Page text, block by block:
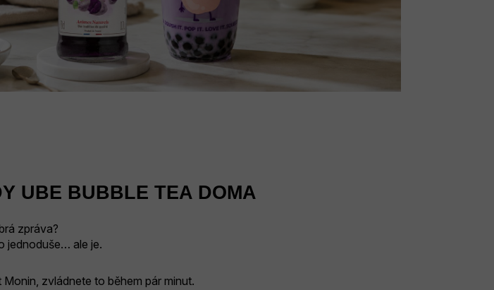
UBE BUBBLE TEA DOMA
zpráva?
jednoduše… ale je.
zvládnete to během pár minut.